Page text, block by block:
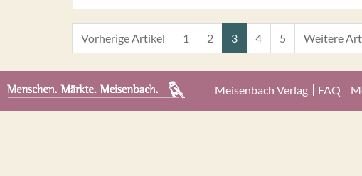
Vorherige Artikel 1 2 3 4 5 Weitere
Meisenbach Verlag FAQ